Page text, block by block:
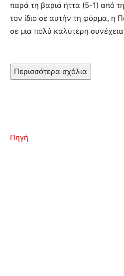
παρά τη βαριά ήττα (5-1) από
τον ίδιο σε αυτήν τη φόρμα, η
σε μια πολύ καλύτερη
Περισσότερα σχόλια
Πηγή